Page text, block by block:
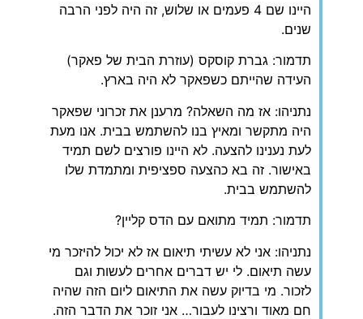
היינו שם 4 פעמים או שלוש, זה היה לפני הרבה
שנים.
תדמור: גברת קוסקס (עוזרת הבית של פאקר)
העידה שהייתם כשפאקר לא היה בארץ.
נתניהו: אז מה השאלה? מרענן את זכרוני שפאקר
היה מתקשר ומאיץ בנו להשתמש בבית. אנו מעת
לעת נענינו להצעה. לא היינו פורצים לשם תמיד
באישור. זה בא כהצעה ספציפית ומתמדת שלו
להשתמש בבית.
תדמור: תמיד מתואם עם הדס קליין?
נתניהו: אני לא עשיתי תיאום אז לא יכול להיזכר מי
עשה תיאום. לי יש דברים אחרים לעשות וגם
לזכור. מי בדיוק עשה את התיאום ליום הזה שהיה
חם מאוד ורצינו לעבור… אני זוכר את הדבר הזה.